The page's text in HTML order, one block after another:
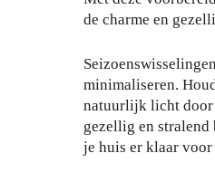
de charme en
minimaliseren.
natuurlijk licht door
gezellig en
je huis er klaar voor
bes
che
rm
je
g
be
lig
en
teg
en